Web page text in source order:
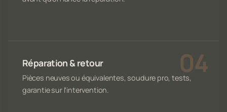
Réparation & retour
Pièces neuves ou équivalentes, soudure pro, tests,
garantie sur l'intervention.